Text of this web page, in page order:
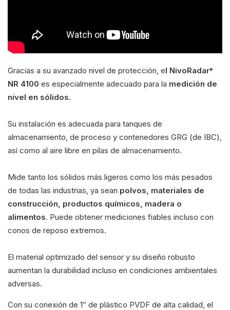
Gracias a su avanzado nivel de protección, el NivoRadar®
NR 4100 es especialmente adecuado para la medición de
nivel en sólidos.
Su instalación es adecuada para tanques de
almacenamiento, de proceso y contenedores GRG (de IBC),
así como al aire libre en pilas de almacenamiento.
Mide tanto los sólidos más ligeros como los más pesados
de todas las industrias, ya sean polvos, materiales de
construcción, productos químicos, madera o
alimentos. Puede obtener mediciones fiables incluso con
conos de reposo extremos.
El material optimizado del sensor y su diseño robusto
aumentan la durabilidad incluso en condiciones ambientales
adversas.
Con su conexión de 1″ de plástico PVDF de alta calidad, el